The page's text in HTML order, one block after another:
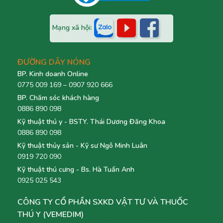
Mạng xã hội:
ĐƯỜNG DÂY NÓNG
BP. Kinh doanh Online
0775 009 169 – 0907 920 666
BP. Chăm sóc khách hàng
0886 890 098
Kỹ thuật thú y - BSTY. Thái Dương Đăng Khoa
0886 890 098
Kỹ thuật thủy sản - Kỹ sư Ngô Minh Luân
0919 720 090
Kỹ thuật thú cưng - Bs. Hà Tuấn Anh
0925 025 543
CÔNG TY CỔ PHẦN SXKD VẬT TƯ VÀ THUỐC
THÚ Y (VEMEDIM)